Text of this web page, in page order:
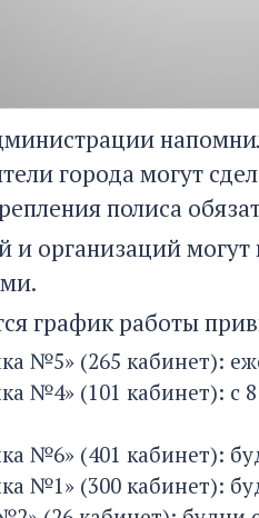
города могут
полиса
организаций
график работы
№5» (265 кабинет):
№4» (101 кабинет): с
№6» (401 кабинет):
№1» (300 кабинет):